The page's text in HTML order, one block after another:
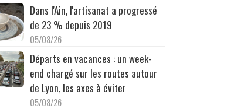
Dans l'Ain, l'artisanat a progressé
de 23 % depuis 2019
05/08/26
Départs en vacances : un week-
end chargé sur les routes autour
de Lyon, les axes à éviter
05/08/26